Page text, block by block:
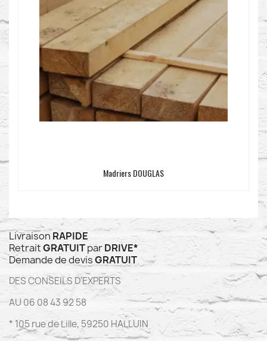
Madriers DOUGLAS
Livraison RAPIDE
RetraitGRATUITparDRIVE*
Demande de devisGRATUIT
DES CONSEILS D'EXPERTS
AU 06 08 43 92 58
* 105 rue de Lille, 59250 HALLUIN